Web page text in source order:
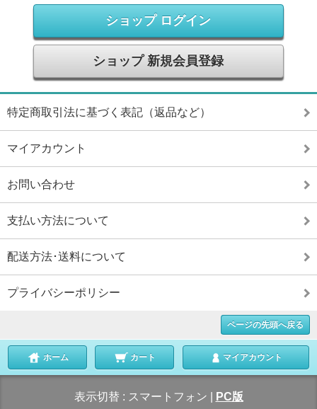
ショップ ログイン
ショップ 新規会員登録
特定商取引法に基づく表記（返品など）
マイアカウント
お問い合わせ
支払い方法について
配送方法･送料について
プライバシーポリシー
ページの先頭へ戻る
ホーム カート マイアカウント
表示切替 : スマートフォン PC版